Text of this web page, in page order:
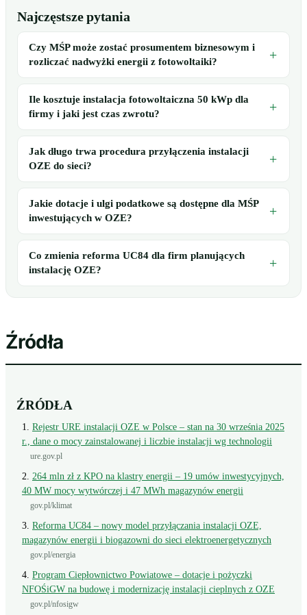
Najczęstsze pytania
Czy MŚP może zostać prosumentem biznesowym i
rozliczać nadwyżki energii z fotowoltaiki?
Ile kosztuje instalacja fotowoltaiczna 50 kWp dla
firmy i jaki jest czas zwrotu?
Jak długo trwa procedura przyłączenia instalacji
OZE do sieci?
Jakie dotacje i ulgi podatkowe są dostępne dla MŚP
inwestujących w OZE?
Co zmienia reforma UC84 dla firm planujących
instalację OZE?
Źródła
ŹRÓDŁA
Rejestr URE instalacji OZE w Polsce – stan na 30 września 2025
r., dane o mocy zainstalowanej i liczbie instalacji wg technologii
ure.gov.pl
264 mln zł z KPO na klastry energii – 19 umów inwestycyjnych,
40 MW mocy wytwórczej i 47 MWh magazynów energii
gov.pl/klimat
Reforma UC84 – nowy model przyłączania instalacji OZE,
magazynów energii i biogazowni do sieci elektroenergetycznych
gov.pl/energia
Program Ciepłownictwo Powiatowe – dotacje i pożyczki
NFOŚiGW na budowę i modernizację instalacji cieplnych z OZE
gov.pl/nfosigw